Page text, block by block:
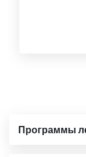
Программы